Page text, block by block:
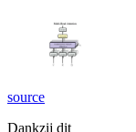
source
Dankzij dit